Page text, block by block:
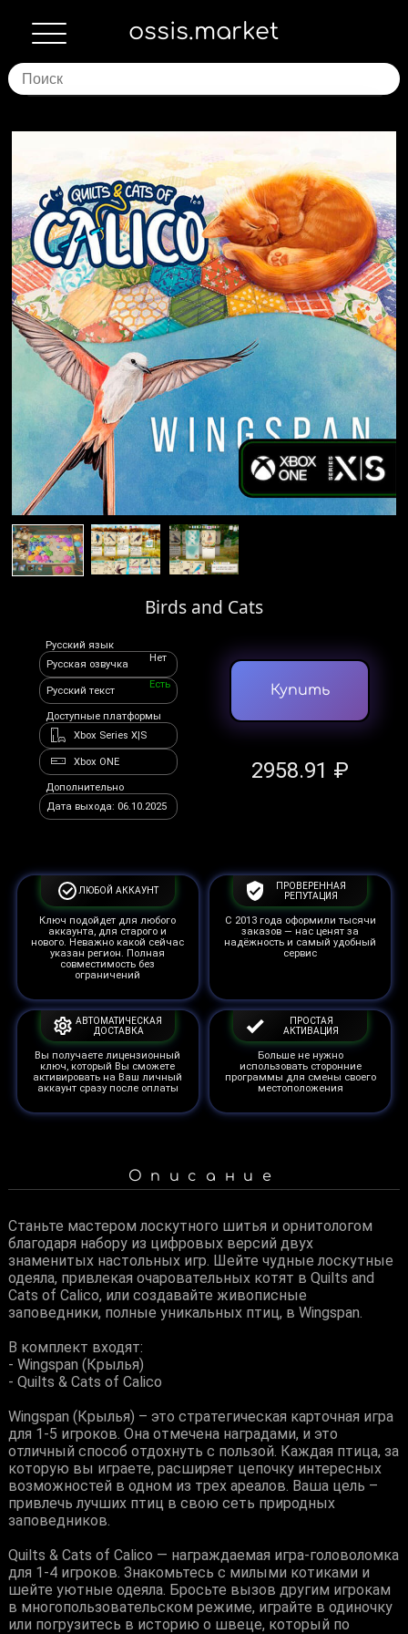
ossis.market
Birds and Cats
Русский язык
Русская озвучка
Нет
Русский текст
Есть
Доступные платформы
Xbox Series X|S
Xbox ONE
Дополнительно
Дата выхода: 06.10.2025
Купить
2958.91 ₽
ЛЮБОЙ АККАУНТ
Ключ подойдет для любого
аккаунта, для старого и
нового. Неважно какой сейчас
указан регион. Полная
совместимость без
ограничений
ПРОВЕРЕННАЯ
РЕПУТАЦИЯ
С 2013 года оформили тысячи
заказов — нас ценят за
надёжность и самый удобный
сервис
АВТОМАТИЧЕСКАЯ
ДОСТАВКА
Вы получаете лицензионный
ключ, который Вы сможете
активировать на Ваш личный
аккаунт сразу после оплаты
ПРОСТАЯ
АКТИВАЦИЯ
Больше не нужно
использовать сторонние
программы для смены своего
местоположения
Описание
Станьте мастером лоскутного шитья и орнитологом
благодаря набору из цифровых версий двух
знаменитых настольных игр. Шейте чудные лоскутные
одеяла, привлекая очаровательных котят в Quilts and
Cats of Calico, или создавайте живописные
заповедники, полные уникальных птиц, в Wingspan.
В комплект входят:
- Wingspan (Крылья)
- Quilts & Cats of Calico
Wingspan (Крылья) – это стратегическая карточная игра
для 1-5 игроков. Она отмечена наградами, и это
отличный способ отдохнуть с пользой. Каждая птица, за
которую вы играете, расширяет цепочку интересных
возможностей в одном из трех ареалов. Ваша цель –
привлечь лучших птиц в свою сеть природных
заповедников.
Quilts & Cats of Calico — награждаемая игра-головоломка
для 1-4 игроков. Знакомьтесь с милыми котиками и
шейте уютные одеяла. Бросьте вызов другим игрокам
в многопользовательском режиме, играйте в одиночку
или погрузитесь в историю о швеце, который по